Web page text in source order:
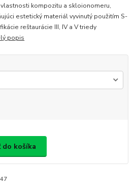
kompozitu a skloionomeru,
estetický materiál vyvinutý použitím S-
reštaurácie III, IV a V triedy
popis
do košíka